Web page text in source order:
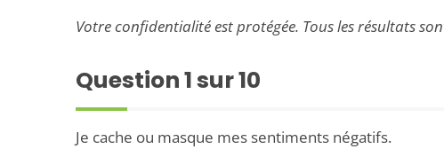
Votre confidentialité est protégée. Tous les résultats
Question1sur 10
Je cache ou masque mes sentiments négatifs.